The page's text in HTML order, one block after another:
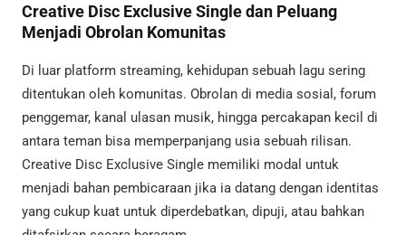
Creative Disc Exclusive Single dan Peluang
Menjadi Obrolan Komunitas
Di luar platform streaming, kehidupan sebuah lagu sering
ditentukan oleh komunitas. Obrolan di media sosial, forum
penggemar, kanal ulasan musik, hingga percakapan kecil di
antara teman bisa memperpanjang usia sebuah rilisan.
Creative Disc Exclusive Single memiliki modal untuk
menjadi bahan pembicaraan jika ia datang dengan identitas
yang cukup kuat untuk diperdebatkan, dipuji, atau bahkan